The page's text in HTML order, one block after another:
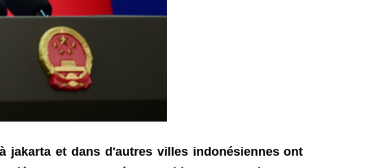
jakarta et dans d'autres villes indonésiennes ont